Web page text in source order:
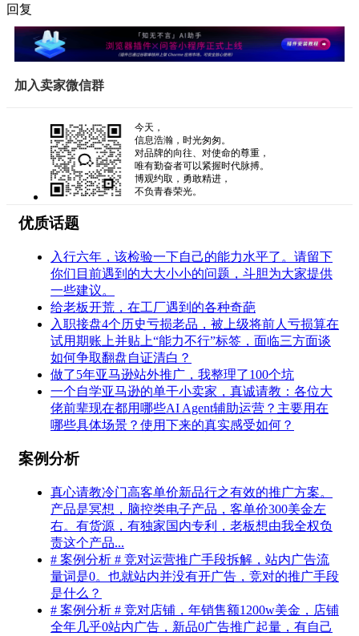
回复
加入卖家微信群
今天，
信息浩瀚，时光匆匆。
对品牌的向往、对使命的尊重，
唯有勤奋者可以紧握时代脉搏。
博观约取，勇敢精进，
不负青春荣光。
优质话题
入行六年，该检验一下自己的能力水平了。请留下
你们目前遇到的大大小小的问题，斗胆为大家提供
一些建议。
给老板开荒，在工厂遇到的各种奇葩
入职接盘4个历史亏损老品，被上级将前人亏损算在
试用期账上并贴上“能力不行”标签，面临三方面谈
如何争取翻盘自证清白？
做了5年亚马逊站外推广，我整理了100个坑
一个自学亚马逊的单干小卖家，真诚请教：各位大
佬前辈现在都用哪些AI Agent辅助运营？主要用在
哪些具体场景？使用下来的真实感受如何？
案例分析
真心请教冷门高客单价新品行之有效的推广方案。
产品是冥想，脑控类电子产品，客单价300美金左
右。有货源，有独家国内专利，老板想由我全权负
责这个产品...
# 案例分析 # 竞对运营推广手段拆解，站内广告流
量词是0。也就站内并没有开广告，竞对的推广手段
是什么？
# 案例分析 # 竞对店铺，年销售额1200w美金，店铺
全年几乎0站内广告，新品0广告推广起量，有自己